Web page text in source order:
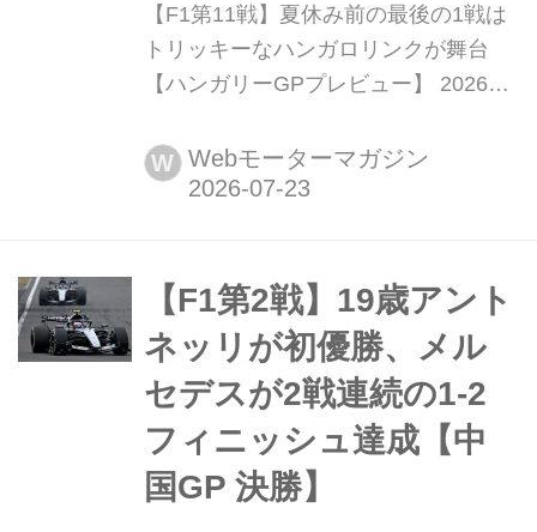
【F1第11戦】夏休み前の最後の1戦は
トリッキーなハンガロリンクが舞台
【ハンガリーGPプレビュー】 2026年
リーGPが首都ブタペスト近郊のハン
ガロリンクで開幕する。ハンガリー
に真夏の決戦となる。オーバーテイク
が難しいコースレイアウトで、レース
序盤から激しいバトルが繰...
W Webモーターマガジン
【F1第2戦】19歳アント
ネッリが初優勝、メル
セデスが2戦連続の1-2
フィニッシュ達成【中
国GP 決勝】